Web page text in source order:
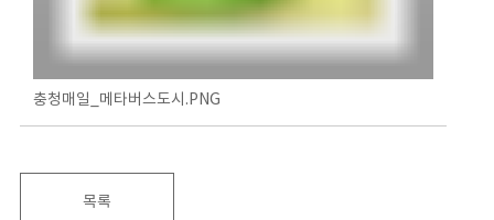
충청매일_메타버스도시.PNG
목록